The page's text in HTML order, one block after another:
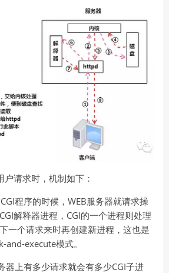
户请求时，机制如下：
程序的时候，WEB服务器就请求操
解释器进程，CGI的一个进程则处理
一个请求来时再创建新进程，这也是
and-execute模式。
器上有多少请求就会有多少CGI子进